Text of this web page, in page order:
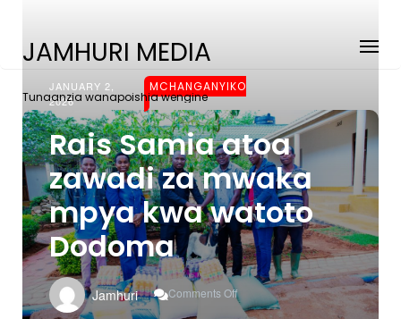
JAMHURI MEDIA
Tunaanzia wanapoishia wengine
JANUARY 2,
2026
MCHANGANYIKO
Rais Samia atoa
zawadi za mwaka
mpya kwa watoto
Dodoma
Jamhuri Comments Off
Rais